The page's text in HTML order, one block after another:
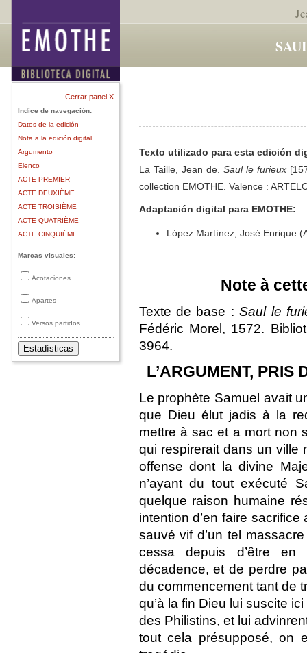
Cerrar panel X
Indice de navegación:
Datos de la edición
Nota a la edición digital
Argumento
Elenco
ACTE PREMIER
ACTE DEUXIÈME
ACTE TROISIÈME
ACTE QUATRIÈME
ACTE CINQUIÈME
Marcas visuales:
Acotaciones
Apartes
Versos partidos
Texto utilizado para esta edición
La Taille, Jean de. Saul le furieux
collection EMOTHE. Valence :
Adaptación digital para EMOTHE:
López Martínez, José Enrique
Note à
Texte de base :Saul le
Fédéric Morel, 1572.
3964.
L’ARGUMENT, PRIS
Le prophète Samuel avait
que Dieu élut jadis à la
mettre à sac et a mort non
qui respirerait dans un ville
offense dont la divine
n’ayant du tout exécuté
quelque raison humaine
intention d’en faire
sauvé vif d’un tel
cessa depuis d’être
décadence, et de perdre
du commencement tant de
qu’à la fin Dieu lui suscite
des Philistins, et lui
tout cela présupposé, on